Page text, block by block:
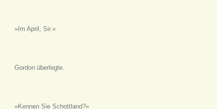
»Im April, Sir.«
Gordon überlegte.
»Kennen Sie Schottland?«